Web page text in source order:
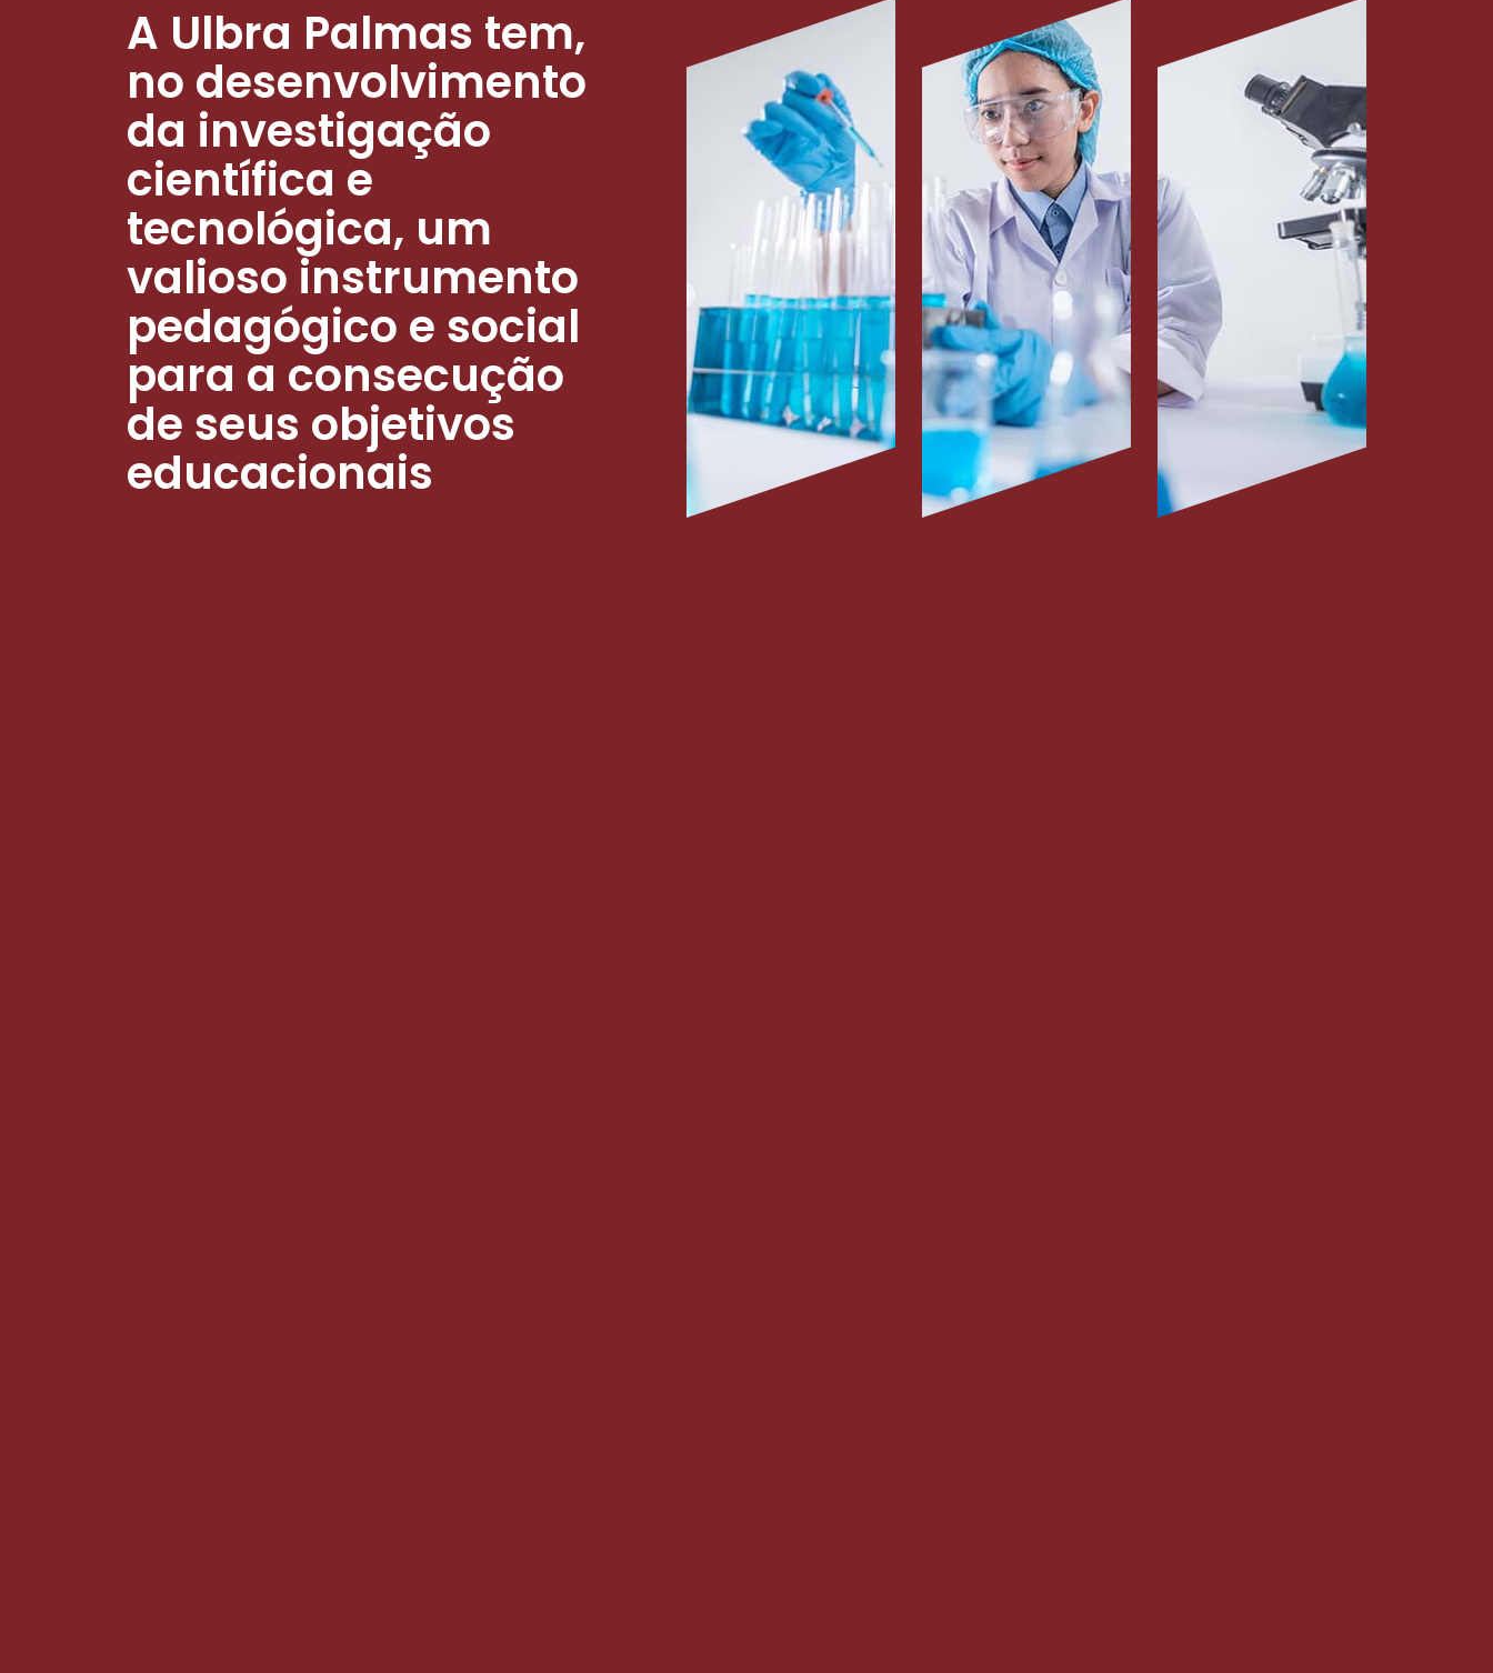
A Ulbra Palmas tem,
no desenvolvimento
da investigação
científica e
tecnológica, um
valioso instrumento
pedagógico e social
para a consecução
de seus objetivos
educacionais